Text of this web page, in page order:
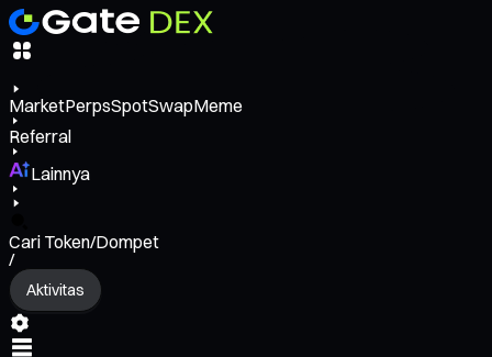
MarketPerpsSpotSwapMeme
Referral
Lainnya
Cari Token/Dompet
/
Aktivitas